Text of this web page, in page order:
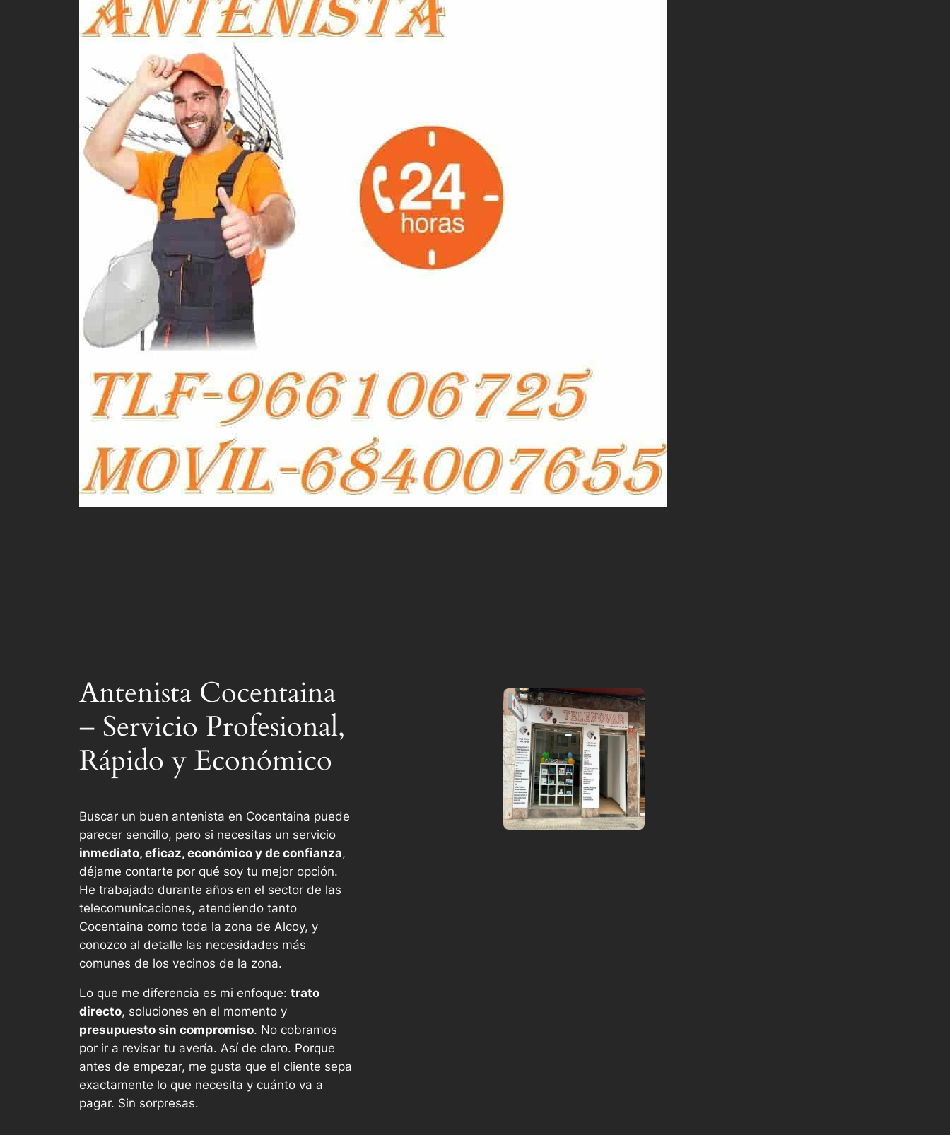
Antenista Cocentaina
– Servicio Profesional,
Rápido y Económico
Buscar un buen antenista en Cocentaina puede
parecer sencillo, pero si necesitas un servicio
inmediato, eficaz, económico y de confianza,
déjame contarte por qué soy tu mejor opción.
He trabajado durante años en el sector de las
telecomunicaciones, atendiendo tanto
Cocentaina como toda la zona de Alcoy, y
conozco al detalle las necesidades más
comunes de los vecinos de la zona.
Lo que me diferencia es mi enfoque: trato
directo, soluciones en el momento y
presupuesto sin compromiso. No cobramos
por ir a revisar tu avería. Así de claro. Porque
antes de empezar, me gusta que el cliente sepa
exactamente lo que necesita y cuánto va a
pagar. Sin sorpresas.